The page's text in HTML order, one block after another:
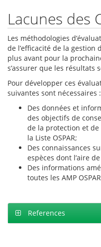
Lacunes des
Les méthodologies
de l’efficacité de la gestion
plus avant pour la
s’assurer que les résultats
Pour développer ces
suivantes sont nécessaires :
Des données et
des objectifs de
de la protection et de
la Liste OSPAR;
Des connaissances
espèces dont l’aire
Des informations
toutes les AMP
References